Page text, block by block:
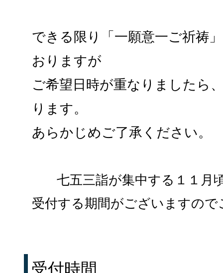
できる限り「一願意一ご祈祷
おりますが
ご希望日時が重なりましたら
ります。
あらかじめご了承ください。
七五三詣が集中する１１月
受付する期間がございますので
受付時間